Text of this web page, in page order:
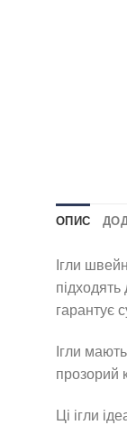
ОПИС
Ігли
гарантує
Ігли
прозорий
Ці ігли